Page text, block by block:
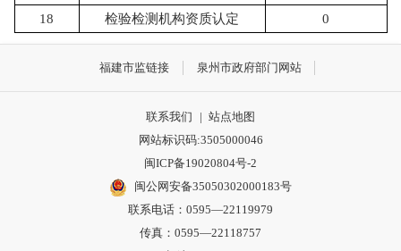
18
检验检测机构资质认定 0
福建市监链接 泉州市政府部门网站
联系我们 | 站点地图
网站标识码:3505000046
闽ICP备19020804号-2
闽公网安备35050302000183号
联系电话：0595—22119979
传真：0595—22118757